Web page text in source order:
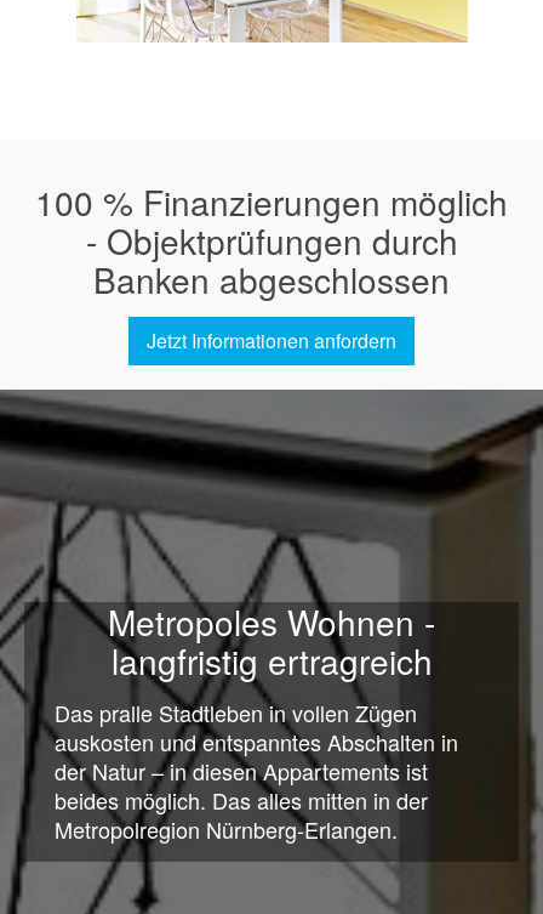
100 % Finanzierungen möglich
- Objektprüfungen durch
Banken abgeschlossen
Jetzt Informationen anfordern
Metropoles Wohnen -
langfristig ertragreich
Das pralle Stadtleben in vollen Zügen
auskosten und entspanntes Abschalten in
der Natur – in diesen Appartements ist
beides möglich. Das alles mitten in der
Metropolregion Nürnberg-Erlangen.